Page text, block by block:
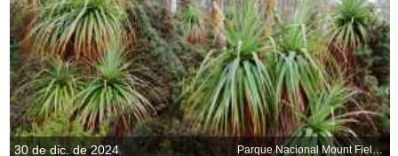
30 de dic. de 2024 Parque Nacional Mount Field, Tasmania, Australia